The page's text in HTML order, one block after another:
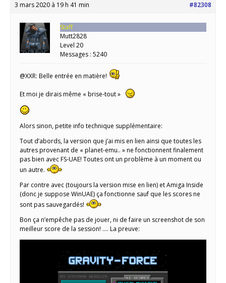
3 mars 2020 à 19 h 41 min #82308
Staff
Mutt2828
Level 20
Messages : 5240
@XXR: Belle entrée en matière!
Et moi je dirais même « brise-tout »
Alors sinon, petite info technique supplémentaire:
Tout d’abords, la version que j’ai mis en lien ainsi que toutes les
autres provenant de « planet-emu.. » ne fonctionnent finalement
pas bien avec FS-UAE! Toutes ont un problème à un moment ou
un autre.
Par contre avec (toujours la version mise en lien) et Amiga Inside
(donc je suppose WinUAE) ça fonctionne sauf que les scores ne
sont pas sauvegardés!
Bon ça n’empêche pas de jouer, ni de faire un screenshot de son
meilleur score de la session! …. La preuve: